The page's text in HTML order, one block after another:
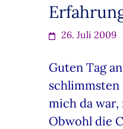
26. Juli 2009
Guten Tag
mich da
Obwohl die